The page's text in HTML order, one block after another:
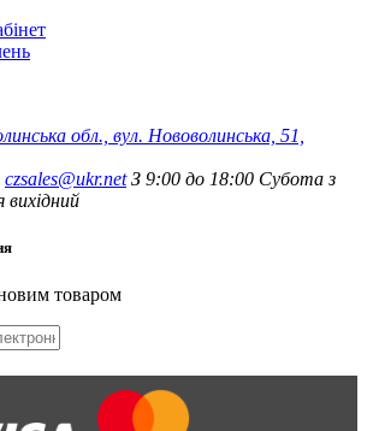
обл., вул. Нововолинська, 51,
czsales@ukr.net З 9:00 до 18:00 Субота з
вихідний
товаром